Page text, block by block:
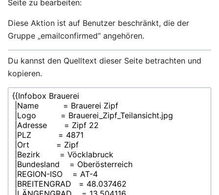
Seite zu bearbeiten:
Diese Aktion ist auf Benutzer beschränkt, die der
Gruppe „emailconfirmed“ angehören.
Du kannst den Quelltext dieser Seite betrachten und
kopieren.